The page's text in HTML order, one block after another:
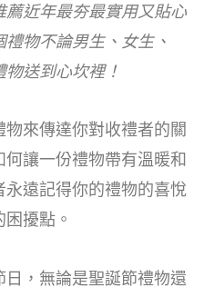
近年最夯最實用又貼心
物不論男生、女生、
送到心坎裡！
來傳達你對收禮者的關
讓一份禮物帶有溫暖和
永遠記得你的禮物的喜悅
擾點。
，無論是聖誕節禮物還